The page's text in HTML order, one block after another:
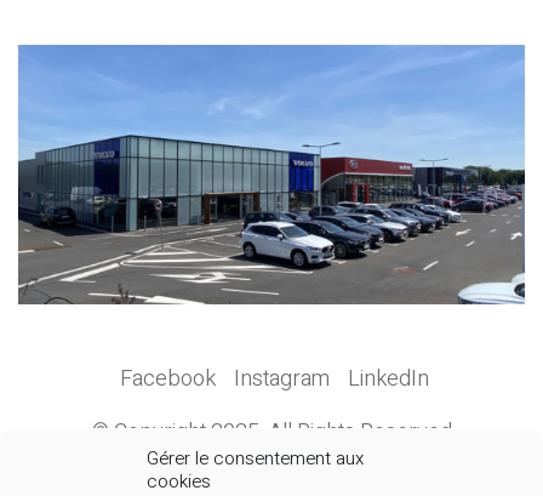
Gérer le consentement aux
cookies
Facebook Instagram
LinkedIn
© Copyright 2025. All Rights Reserved